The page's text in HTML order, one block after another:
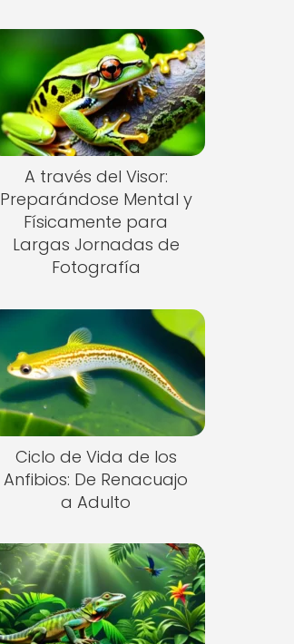
A través del Visor:
Preparándose Mental y
Físicamente para
Largas Jornadas de
Fotografía
Ciclo de Vida de los
Anfibios: De Renacuajo
a Adulto